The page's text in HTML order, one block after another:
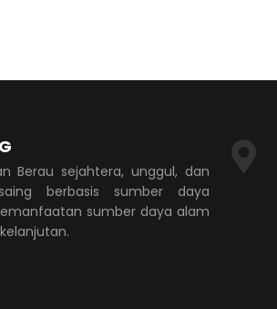
Berau sejahtera, unggul, dan
berbasis sumber daya
sumber daya alam